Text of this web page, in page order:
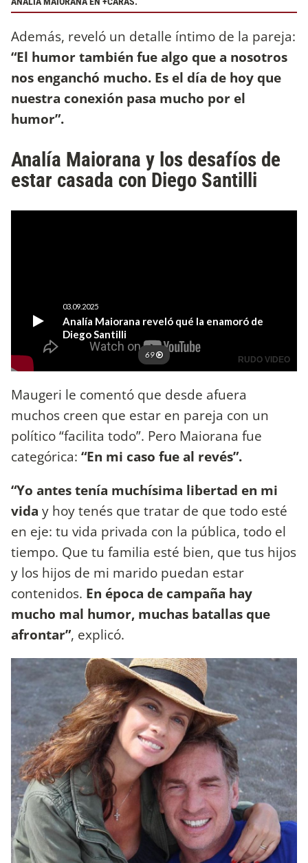
Además, reveló un detalle íntimo de la pareja:
“El humor también fue algo que a nosotros
nos enganchó mucho. Es el día de hoy que
nuestra conexión pasa mucho por el
humor”.
Analía Maiorana y los desafíos de
estar casada con Diego Santilli
Maugeri le comentó que desde afuera
muchos creen que estar en pareja con un
político “facilita todo”. Pero Maiorana fue
categórica: “En mi caso fue al revés”.
“Yo antes tenía muchísima libertad en mi
vida y hoy tenés que tratar de que todo esté
en eje: tu vida privada con la pública, todo el
tiempo. Que tu familia esté bien, que tus hijos
y los hijos de mi marido puedan estar
contenidos. En época de campaña hay
mucho mal humor, muchas batallas que
afrontar”, explicó.